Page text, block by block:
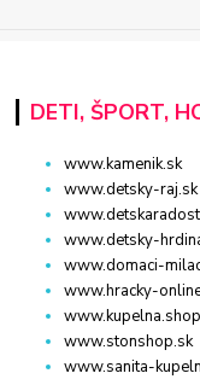
DETI, ŠPORT,
www.kamenik.sk
www.detsky-raj.sk
www.detsky-
www.domaci-
www.hracky-
www.kupelna.shop
www.stonshop.sk
www.sanita-